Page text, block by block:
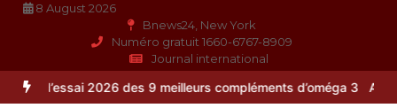
8 August 2026
Bnews24, New York
Numéro gratuit 1660-6767-8909
Journal international
des 9 meilleurs compléments d’oméga 3 Alimentation